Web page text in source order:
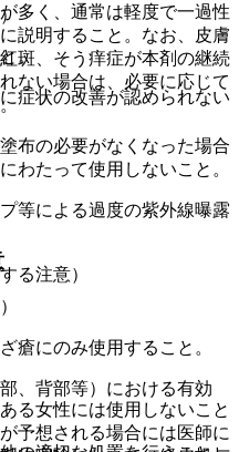
多く、通常は軽度で一過性
説明すること。なお、皮膚
斑、そう痒症が本剤の継続
ない場合は、必要に応じて
布の必要がなくなった場合
わたって使用しないこと。
等による過度の紫外線曝露
る注意）
る女性には使用しないこと
予想される場合には医師に
。
症状の改善が認められない
瘡にのみ使用すること。
、背部等）における有効